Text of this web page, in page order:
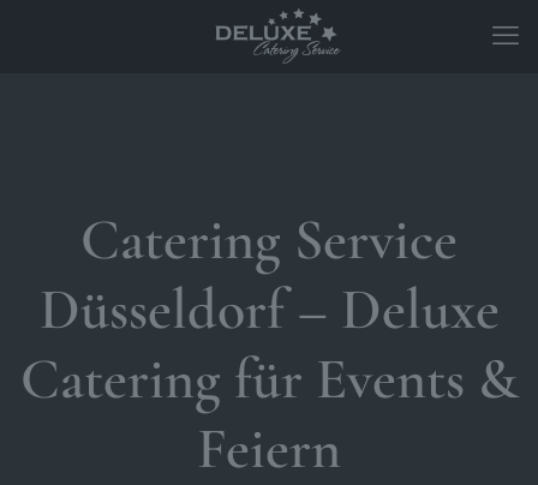
Catering Service
Düsseldorf – Deluxe
Catering für Events &
Feiern